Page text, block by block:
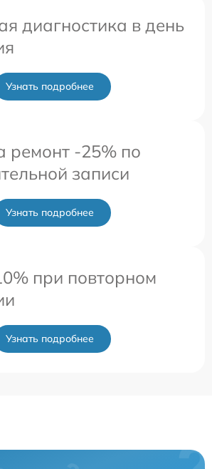
диагностика в день
Узнать подробнее
ремонт -25% по
записи
Узнать подробнее
при повторном
Узнать подробнее